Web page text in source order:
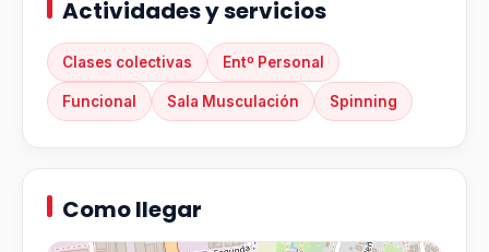
Actividades y servicios
Clases colectivas Entº Personal
Funcional Sala Musculación Spinning
Como llegar